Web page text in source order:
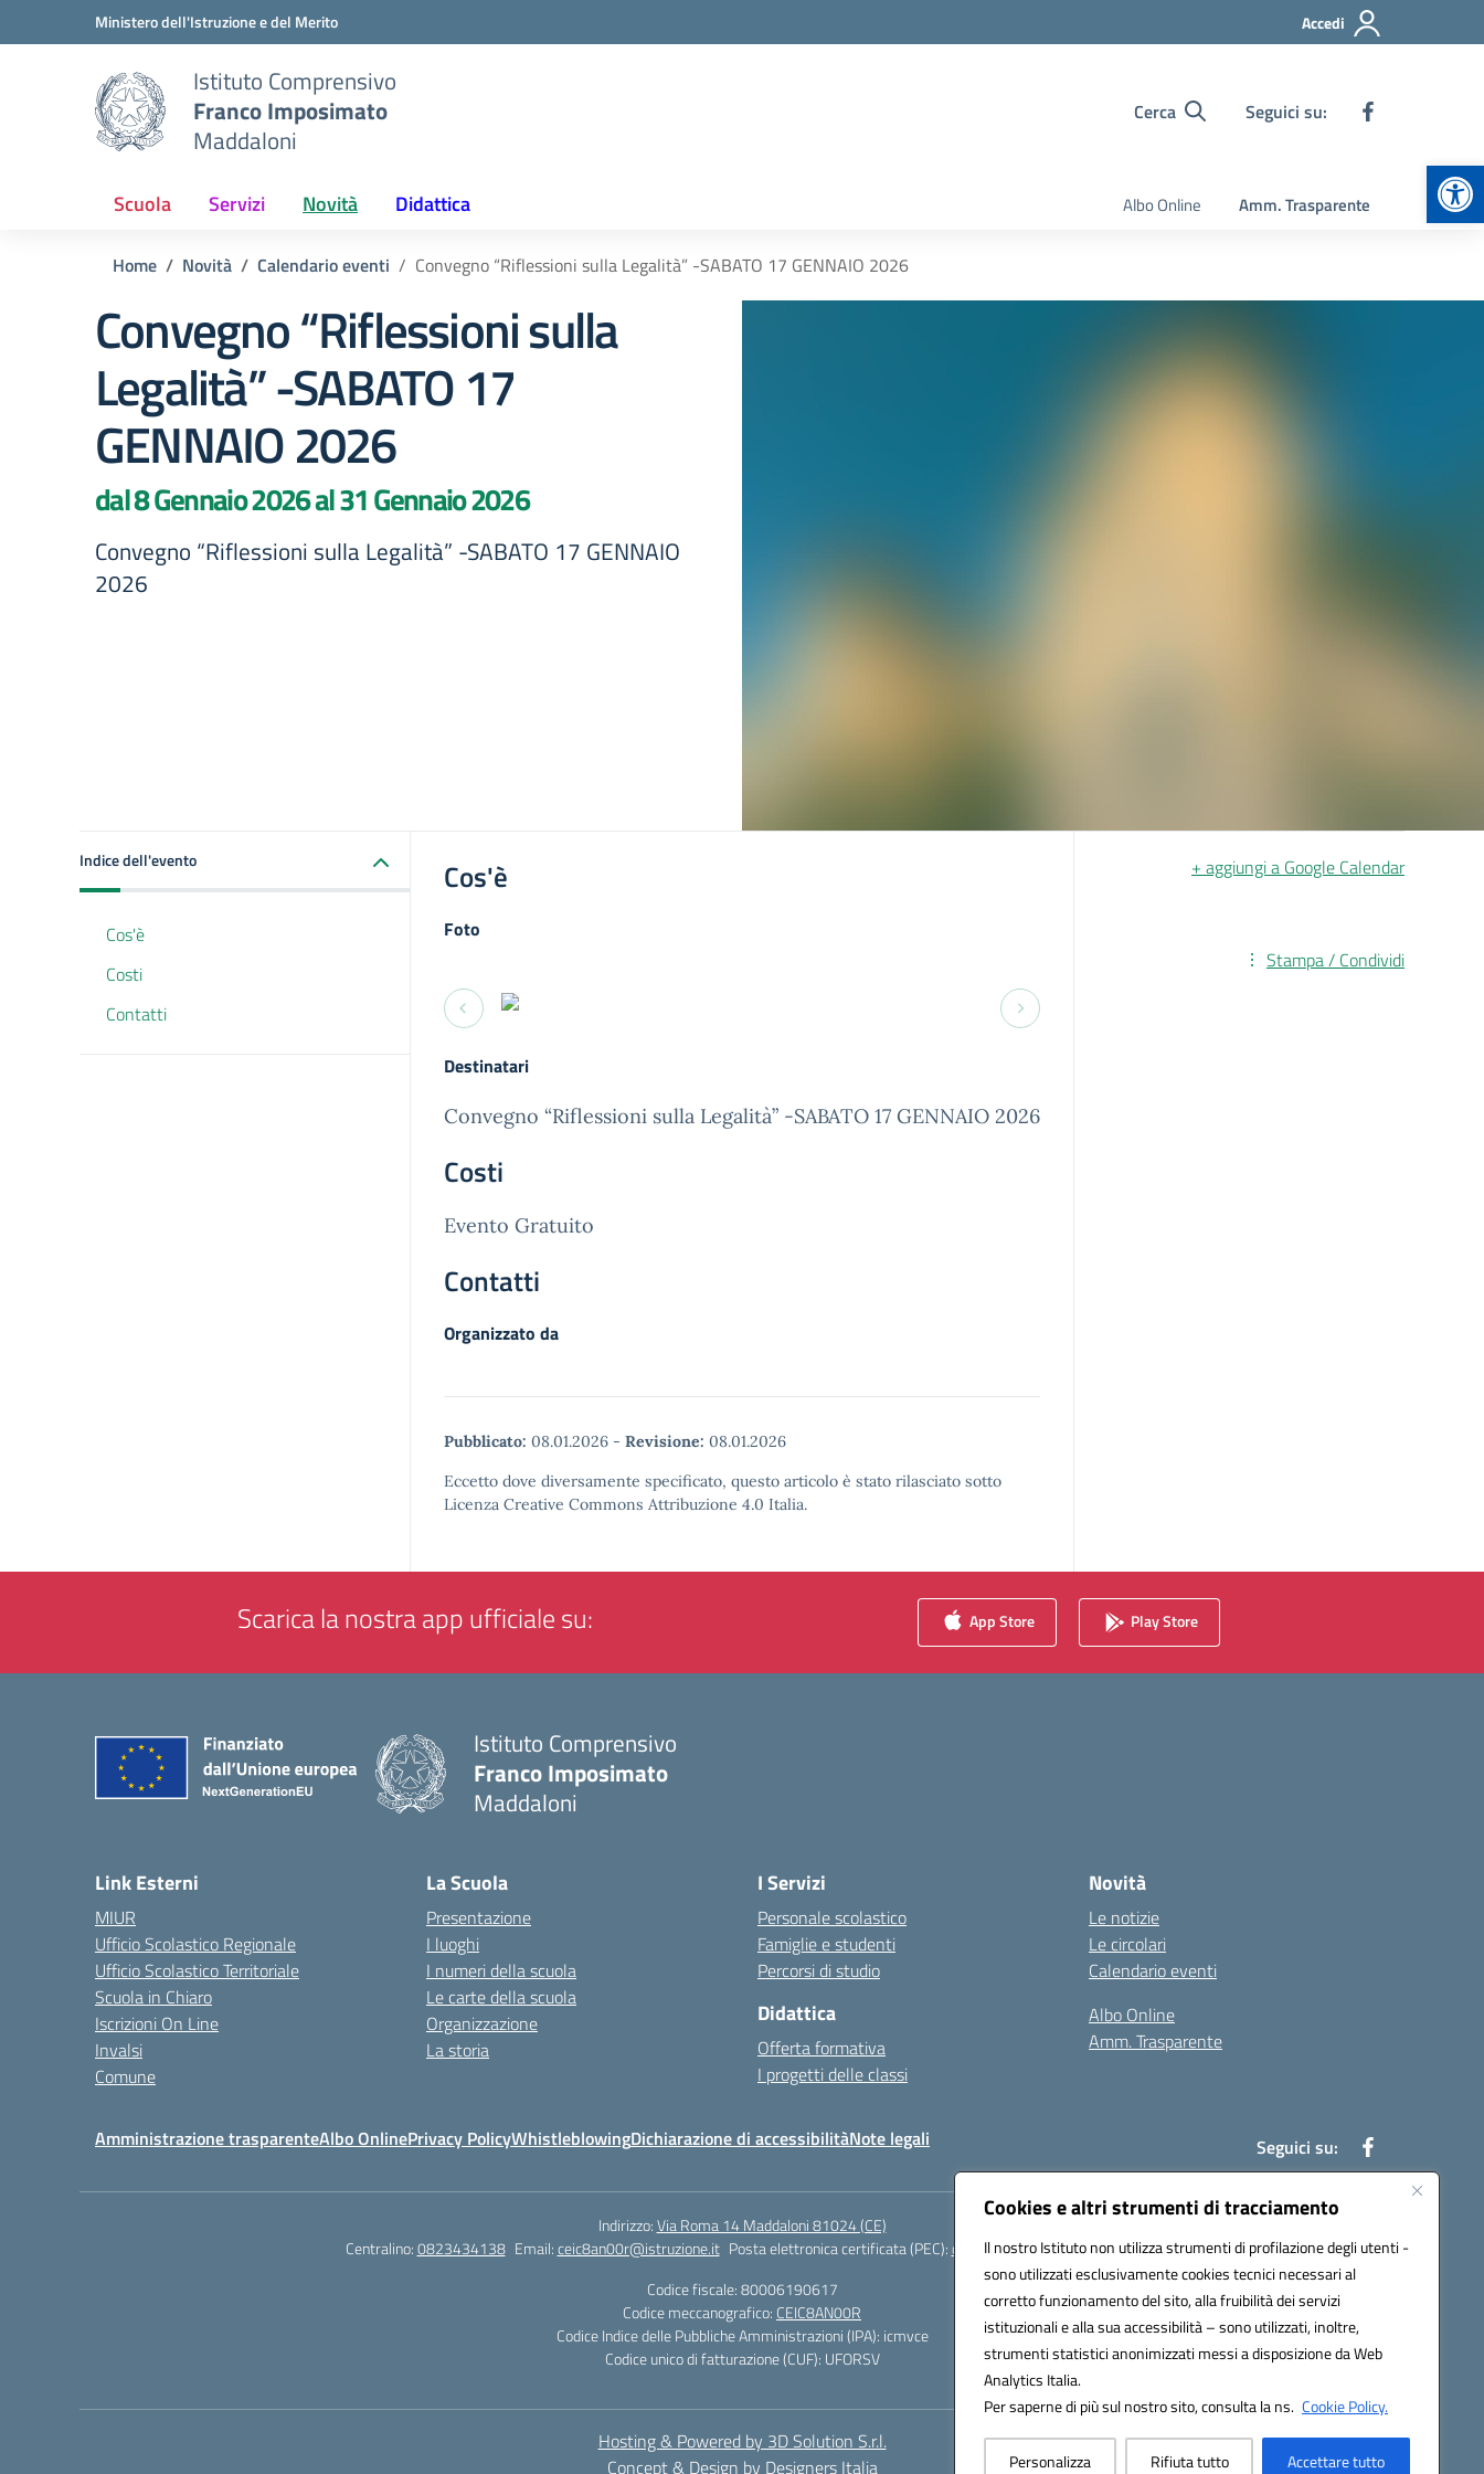
Cookies e altri strumenti di tracciamento
Il nostro Istituto non utilizza strumenti di profilazione degli utenti -
sono utilizzati esclusivamente cookies tecnici necessari al
corretto funzionamento del sito, alla fruibilità dei servizi
istituzionali e alla sua accessibilità – sono utilizzati, inoltre,
strumenti statistici anonimizzati messi a disposizione da Web
Analytics Italia.
Per saperne di più sul nostro sito, consulta la ns. Cookie Policy.
Personalizza Rifiuta tutto Accettare tutto
Vai ai contenuti
Vai al menu di navigazioneMinistero dell'Istruzione e del Merito Accedi
Istituto Comprensivo
Franco Imposimato
Maddaloni
Cerca Seguici su:
Scuola Servizi Novità Didattica Albo Online Amm. Trasparente
Home Novità Calendario eventi Convegno “Riflessioni sulla Legalità” -SABATO 17 GENNAIO 2026
Convegno “Riflessioni sulla
Legalità” -SABATO 17
GENNAIO 2026
dal 8 Gennaio 2026 al 31 Gennaio 2026
Convegno “Riflessioni sulla Legalità” -SABATO 17 GENNAIO
2026
Indice dell'evento
Cos'è
Costi
Contatti
Cos'è
Foto
Destinatari
Convegno “Riflessioni sulla Legalità” -SABATO 17 GENNAIO 2026
Costi
Evento Gratuito
Contatti
Organizzato da
Pubblicato: 08.01.2026 - Revisione: 08.01.2026
Eccetto dove diversamente specificato, questo articolo è stato rilasciato sotto
Licenza Creative Commons Attribuzione 4.0 Italia.
+ aggiungi a Google Calendar
Stampa / Condividi
Scarica la nostra app ufficiale su: App Store Play Store
Istituto Comprensivo
Franco Imposimato
Maddaloni
Link Esterni
MIUR
Ufficio Scolastico Regionale
Ufficio Scolastico Territoriale
Scuola in Chiaro
Iscrizioni On Line
Invalsi
Comune
La Scuola
Presentazione
I luoghi
I numeri della scuola
Le carte della scuola
Organizzazione
La storia
I Servizi
Personale scolastico
Famiglie e studenti
Percorsi di studio
Didattica
Offerta formativa
I progetti delle classi
Novità
Le notizie
Le circolari
Calendario eventi
Albo Online
Amm. Trasparente
Amministrazione trasparenteAlbo OnlinePrivacy PolicyWhistleblowingDichiarazione di accessibilitàNote legali Seguici su:
Indirizzo:Via Roma 14 Maddaloni 81024 (CE)
Centralino:0823434138 Email:ceic8an00r@istruzione.it Posta elettronica certificata (PEC):ceic8an00r@pec.istruzione.it
Codice fiscale: 80006190617
Codice meccanografico: CEIC8AN00R
Codice Indice delle Pubbliche Amministrazioni (IPA): icmvce
Codice unico di fatturazione (CUF): UFORSV
Hosting & Powered by 3D Solution S.r.l.
Concept & Design by Designers Italia